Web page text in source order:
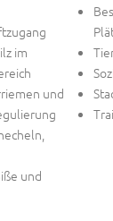
im
und
und